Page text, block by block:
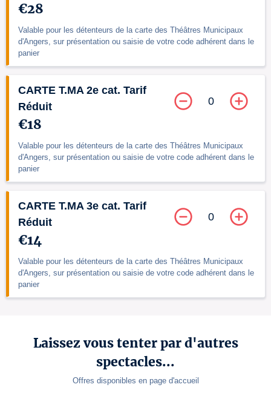
€28
Valable pour les détenteurs de la carte des Théâtres Municipaux
d'Angers, sur présentation ou saisie de votre code adhérent dans le
panier
CARTE T.MA 2e cat. Tarif
Réduit
€18
Valable pour les détenteurs de la carte des Théâtres Municipaux
d'Angers, sur présentation ou saisie de votre code adhérent dans le
panier
0
CARTE T.MA 3e cat. Tarif
Réduit
€14
Valable pour les détenteurs de la carte des Théâtres Municipaux
d'Angers, sur présentation ou saisie de votre code adhérent dans le
panier
0
Laissez vous tenter par d'autres
spectacles...
Offres disponibles en page d'accueil